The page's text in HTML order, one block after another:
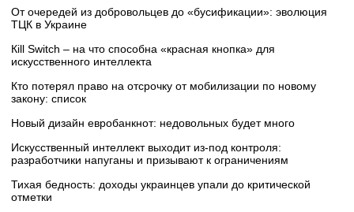
От очередей из добровольцев до «бусификации»: эволюция
ТЦК в Украине
Кill Switch – на что способна «красная кнопка» для
искусственного интеллекта
Кто потерял право на отсрочку от мобилизации по новому
закону: список
Новый дизайн евробанкнот: недовольных будет много
Искусственный интеллект выходит из-под контроля:
разработчики напуганы и призывают к ограничениям
Тихая бедность: доходы украинцев упали до критической
отметки